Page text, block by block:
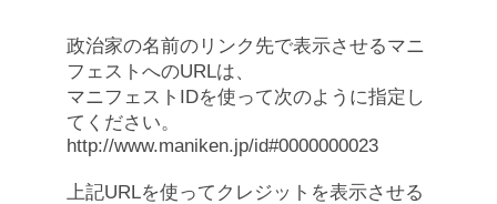
政治家の名前のリンク先で表示させるマニ
フェストへのURLは、
マニフェストIDを使って次のように指定し
てください。
http://www.maniken.jp/id#0000000023
上記URLを使ってクレジットを表示させる